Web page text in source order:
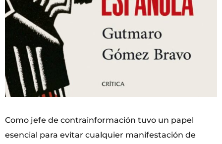
Como jefe de contrainformación tuvo un papel
esencial para evitar cualquier manifestación de